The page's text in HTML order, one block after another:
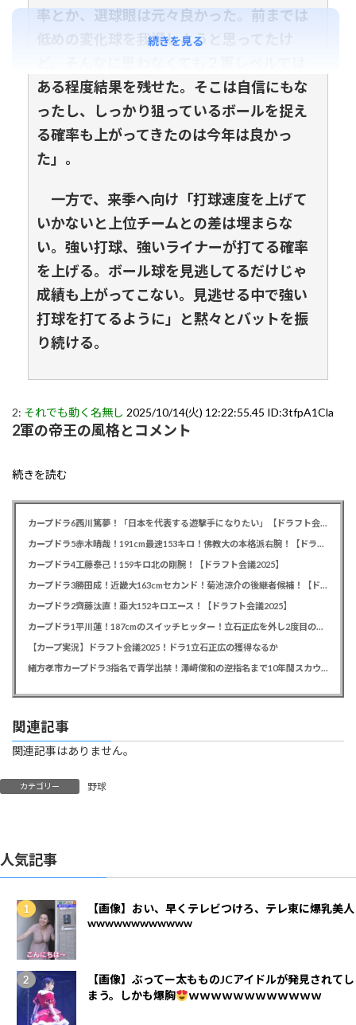
率とか、選球眼は元々良かった。前までは
低めの変化球を我慢しようと思ってたけ
ある程度結果を残せた。そこは自信にもな
ったし、しっかり狙っているボールを捉え
る確率も上がってきたのは今年は良かっ
た」。
一方で、来季へ向け「打球速度を上げて
いかないと上位チームとの差は埋まらな
い。強い打球、強いライナーが打てる確率
を上げる。ボール球を見逃してるだけじゃ
成績も上がってこない。見逃せる中で強い
打球を打てるように」と黙々とバットを振
り続ける。
2: それでも動く名無し 2025/10/14(火) 12:22:55.45 ID:3tfpA1Cla
2軍の帝王の風格とコメント
続きを読む
続きを見る
カープドラ4工藤泰己！159キロ北の剛腕！【ドラフト会議2025】
カープドラ2齊藤汰直！亜大152キロエース！【ドラフト会議2025】
【カープ実況】ドラフト会議2025！ドラ1立石正広の獲得なるか
関連記事
関連記事はありません。
カテゴリー 野球
人気記事
【画像】おい、早くテレビつけろ、テレ東に爆乳美人
wwwwwwwwwwww
【画像】ぶってー太もものJCアイドルが発見されてし
まう。しかも爆胸
ｗｗｗｗｗｗｗｗｗｗｗｗ